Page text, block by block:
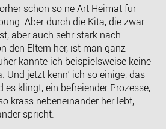
schon so ne Art Heimat für
Aber durch die Kita, die zwar
aber auch sehr stark nach
den Eltern her, ist man ganz
kannte ich beispielsweise keine
Und jetzt kenn‘ ich so einige, das
es klingt, ein befreiender Prozesse,
krass nebeneinander her lebt,
spricht.